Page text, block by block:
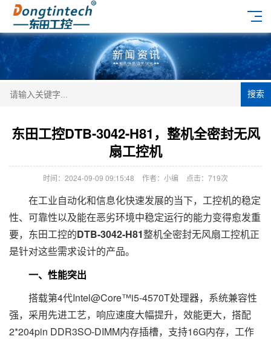
搜索
东田工控DTB-3042-H81，整机全密封无风
扇工控机
时间：2024-09-09 09:15:48 作者：小编 点击： 719次
在工业自动化和信息化快速发展的当下，工控机的稳定
性、可靠性以及能在恶劣环境中稳定运行的能力变得愈发重
要，东田工控的DTB-3042-H81整机全密封无风扇工控机正
是针对这些需求设计的产品。
一、性能突出
搭载第4代Intel@Core™i5-4570T处理器，系统兼容性
强，采用先进工艺，响应速度大幅提升，效能更大，搭配
2*204pin DDR3SO-DIMM内存插槽，支持16G内存，工作